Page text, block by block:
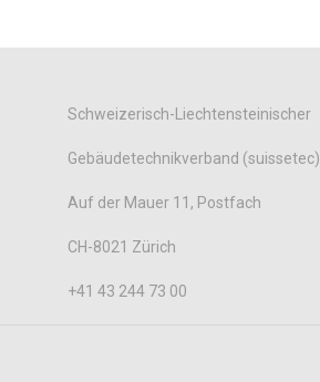
Schweizerisch-Liechtensteinischer
Gebäudetechnikverband (suissetec)
Auf der Mauer 11, Postfach
CH-8021 Zürich
+41 43 244 73 00